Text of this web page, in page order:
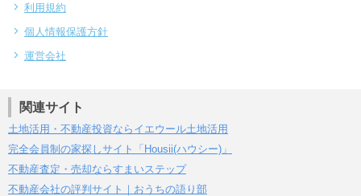
利用規約
個人情報保護方針
運営会社
関連サイト
土地活用・不動産投資ならイエウール土地活用
完全会員制の家探しサイト「Housii(ハウシー)」
不動産査定・売却ならすまいステップ
不動産会社の評判サイト｜おうちの語り部